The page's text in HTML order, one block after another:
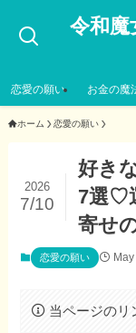
令和
恋愛の願い お金の魔
ホーム 恋愛の願い
好き
7選♡
寄せ
2026
7/10
恋愛の願い
当ページのリ